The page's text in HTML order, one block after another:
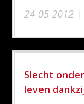
24-05-2012 |
Slecht
leven